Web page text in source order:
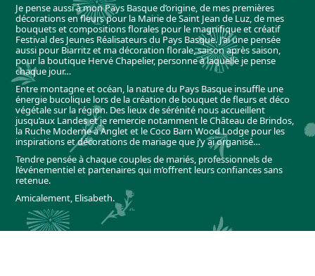
Je pense aussi à mon Pays Basque d’origine, de mes premières
décorations en fleurs pour la Mairie de Saint Jean de Luz, de mes
bouquets et compositions florales pour le magnifique et créatif
Festival des Jeunes Réalisateurs du Pays Basque. J’ai une pensée
aussi pour Biarritz et ma décoration florale, saison après saison,
pour la boutique Hervé Chapelier, personne à laquelle je pense
chaque jour…
Entre montagne et océan, la nature du Pays Basque insuffle une
énergie bucolique lors de la création de bouquet de fleurs et déco
végétale sur la région. Des lieux de sérénité nous accueillent
jusqu’aux Landes et je remercie notamment le Château de Brindos,
la Ruche Moderne à Anglet et le Coco Barn Wood Lodge pour les
inspirations et décorations de mariage que j’y ai organisé…
Tendre pensée à chaque couples de mariés, professionnels de
l’événementiel et partenaires qui m’offrent leurs confiances sans
retenue.
Amicalement, Elisabeth.